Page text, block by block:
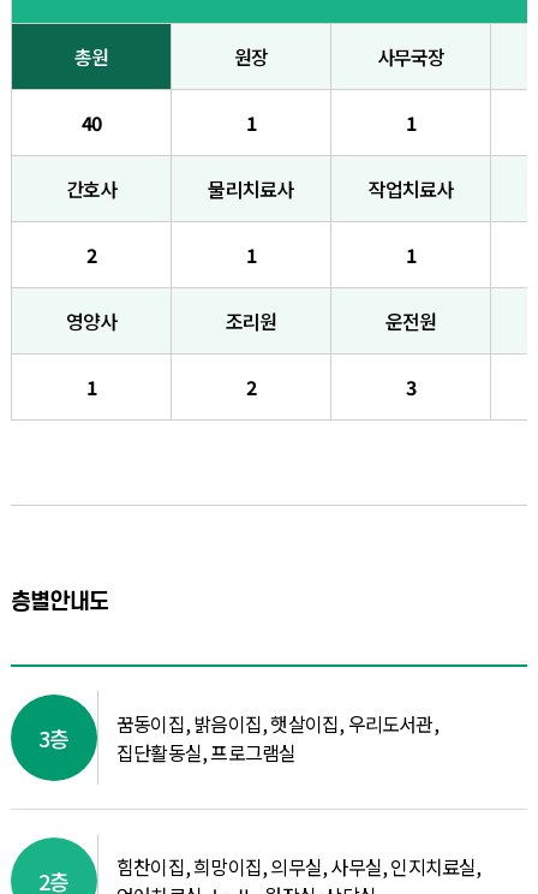
총원 원장 사무국장
40 1 1
간호사 물리치료사 작업치료사
2 1 1
영양사 조리원 운전원
1 2 3
층별안내도
3층
꿈동이집, 밝음이집, 햇살이집, 우리도서관,
집단활동실, 프로그램실
2층
힘찬이집, 희망이집, 의무실, 사무실, 인지치료실,